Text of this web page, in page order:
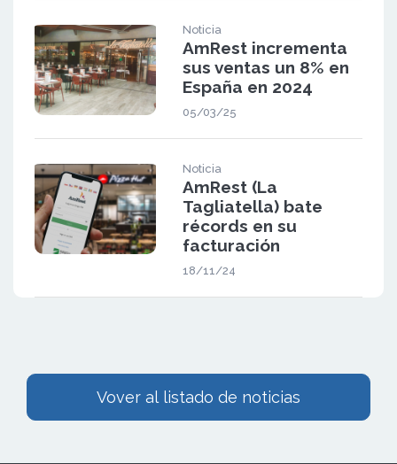
Noticia
AmRest incrementa
sus ventas un 8% en
España en 2024
05/03/25
Noticia
AmRest (La
Tagliatella) bate
récords en su
facturación
18/11/24
Vover al listado de noticias